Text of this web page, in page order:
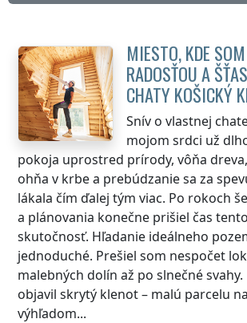
MIESTO, KDE
RADOSŤOU A
CHATY KOŠICKÝ
Snív o vlastnej
mojom srdci už
pokoja uprostred prírody, vôňa
ohňa v krbe a prebúdzanie sa za
lákala čím ďalej tým viac. Po rokoch
a plánovania konečne prišiel čas
skutočnosť. Hľadanie ideálneho
jednoduché. Prešiel som nespočet
malebných dolín až po slnečné
objavil skrytý klenot – malú parcelu
výhľadom...